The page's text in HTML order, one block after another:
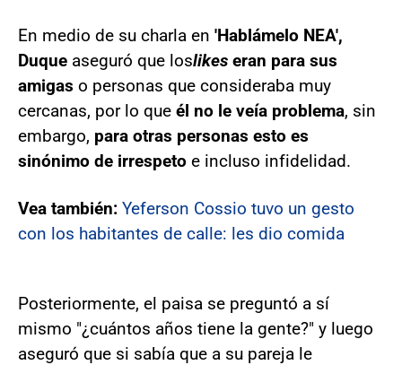
En medio de su charla en 'Hablámelo NEA',
Duque aseguró que loslikes eran para sus
amigas o personas que consideraba muy
cercanas, por lo que él no le veía problema, sin
embargo, para otras personas esto es
sinónimo de irrespeto e incluso infidelidad.
Vea también: Yeferson Cossio tuvo un gesto
con los habitantes de calle: les dio comida
Posteriormente, el paisa se preguntó a sí
mismo "¿cuántos años tiene la gente?" y luego
aseguró que si sabía que a su pareja le